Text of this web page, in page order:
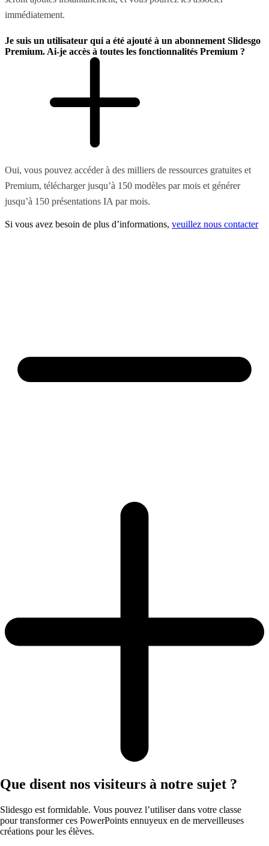
immédiatement.
Je suis un utilisateur qui a été ajouté à un abonnement Slidesgo
Premium. Ai-je accès à toutes les fonctionnalités Premium ?
Oui, vous pouvez accéder à des milliers de ressources gratuites et
Premium, télécharger jusqu’à 150 modèles par mois et générer
jusqu’à 150 présentations IA par mois.
Si vous avez besoin de plus d’informations, veuillez nous contacter
Que disent nos visiteurs à notre sujet ?
Slidesgo est formidable. Vous pouvez l’utiliser dans votre classe
pour transformer ces PowerPoints ennuyeux en de merveilleuses
créations pour les élèves.